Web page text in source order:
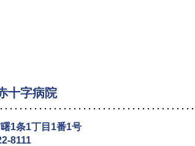
十字病院
1条1丁目1番1号
8111